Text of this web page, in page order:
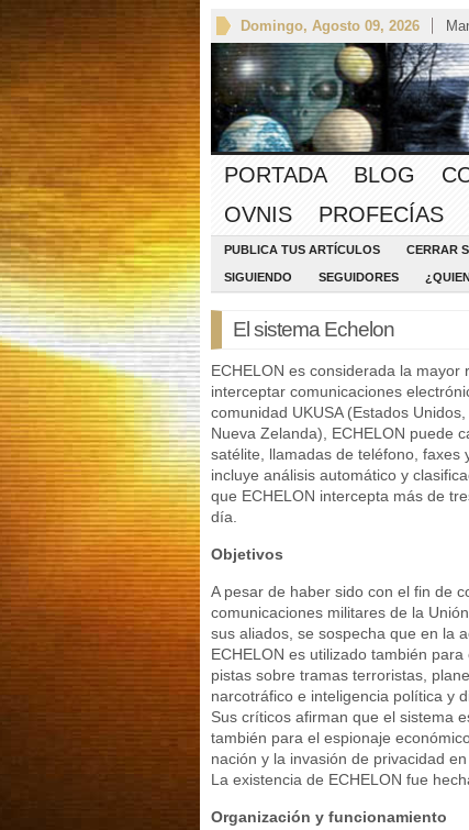
Domingo, Agosto 09, 2026
PORTADA BLOG
OVNIS
PROFECÍAS
PUBLICA TUS ARTÍCULOS CERRAR
SIGUIENDO SEGUIDORES
El sistema Echelon
ECHELON es considerada la
interceptar comunicaciones
comunidad UKUSA (Estados
Nueva Zelanda), ECHELON puede
satélite, llamadas de teléfono, faxes
incluye análisis automático y
que ECHELON intercepta más de
día.
Objetivos
A pesar de haber sido con el fin de
comunicaciones militares de la
sus aliados, se sospecha que en la
ECHELON es utilizado también para
pistas sobre tramas terroristas,
narcotráfico e inteligencia política y
Sus críticos afirman que el sistema
también para el espionaje
nación y la invasión de privacidad en
La existencia de ECHELON fue
Organización y funcionamiento